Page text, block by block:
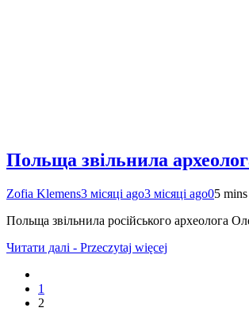
Польща звільнила
Zofia Klemens3 місяці ago3 місяці ago05 mins
Польща звільнила російського археолога
Читати далі - Przeczytaj więcej
1
2